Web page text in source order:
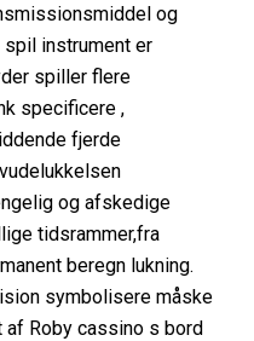
og
instrument er
spiller flere
specificere ,
fjerde
og afskedige
tidsrammer,fra
beregn lukning.
symbolisere måske
Roby cassino s bord